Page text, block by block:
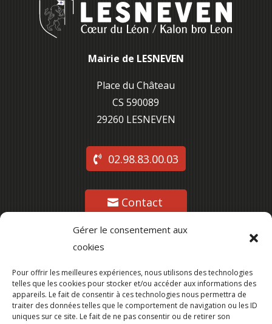
Gérer le consentement aux
cookies
Pour offrir les meilleures expériences, nous utilisons des technologies
telles que les cookies pour stocker et/ou accéder aux informations des
appareils. Le fait de consentir à ces technologies nous permettra de
traiter des données telles que le comportement de navigation ou les ID
uniques sur ce site. Le fait de ne pas consentir ou de retirer son
Mairie de LESNEVEN
Place du Château
CS 590089
29260 LESNEVEN
02.98.83.00.03
Contact